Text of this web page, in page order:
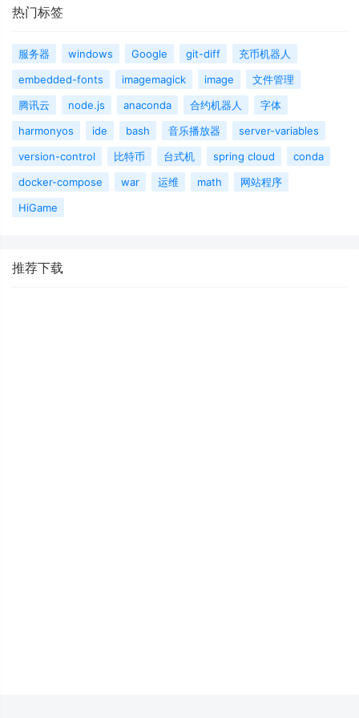
热门标签
服务器 windows Google git-diff
充币机器人
embedded-fonts
imagemagick image
文件管理
腾讯云
node.js anaconda 合约机器人
字体
harmonyos
ide bash 音乐播放器
server-variables
version-control
比特币 台式机 spring cloud
conda
docker-compose
war 运维 math
网站程序
HiGame
推荐下载